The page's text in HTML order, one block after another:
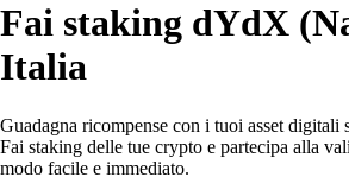
Fai staking dYdX
Italia
Guadagna ricompense con i tuoi asset
Fai staking delle tue crypto e partecipa alla
modo facile e immediato.